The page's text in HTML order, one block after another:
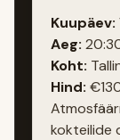
Kuupäev:
Aeg:
Koht:
Hind:
kokteilide